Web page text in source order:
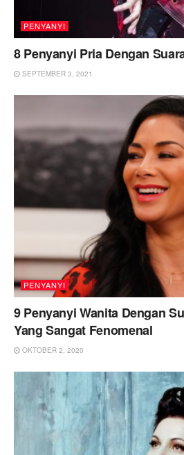
PENYANYI
8 Penyanyi Pria Dengan
SEPTEMBER 3, 2021
PENYANYI
9 Penyanyi Wanita Dengan
Yang Sangat Fenomenal
OKTOBER 2, 2020